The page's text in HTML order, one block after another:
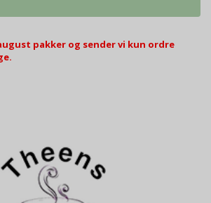
pakker og sender vi kun ordre